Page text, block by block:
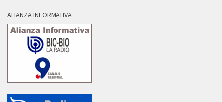
ALIANZA INFORMATIVA